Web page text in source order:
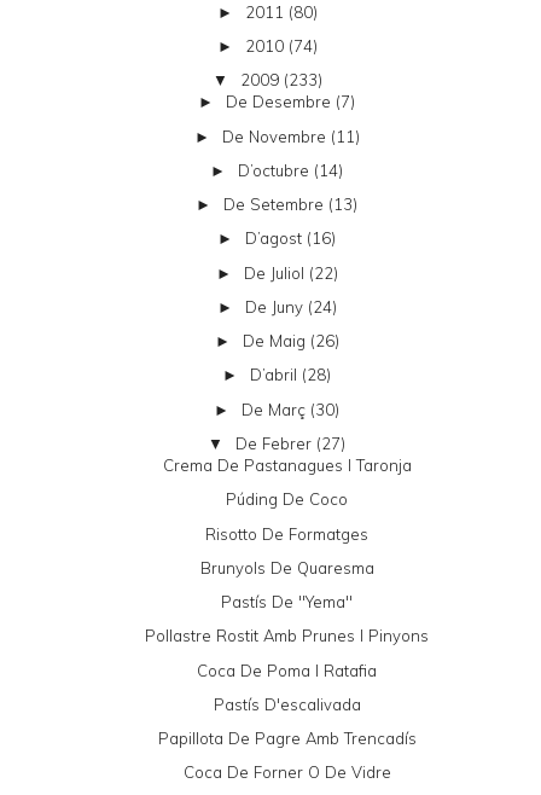
► 2011 (80)
► 2010 (74)
▼ 2009 (233)
► De Desembre (7)
► De Novembre (11)
► D’octubre (14)
► De Setembre (13)
► D’agost (16)
► De Juliol (22)
► De Juny (24)
► De Maig (26)
► D’abril (28)
► De Març (30)
▼ De Febrer (27)
Crema De Pastanagues I Taronja
Púding De Coco
Risotto De Formatges
Brunyols De Quaresma
Pastís De "yema"
Pollastre Rostit Amb Prunes I Pinyons
Coca De Poma I Ratafia
Pastís D'escalivada
Papillota De Pagre Amb Trencadís
Coca De Forner O De Vidre